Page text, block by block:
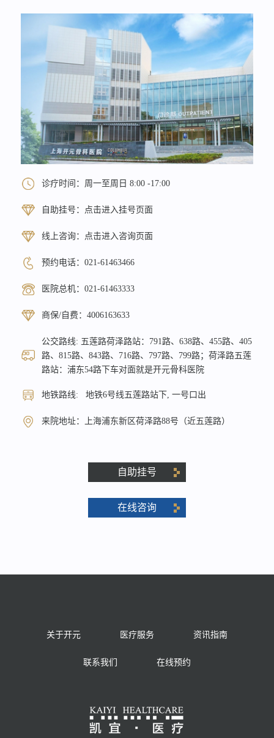
诊疗时间：周一至周日 8:00 -17:00
自助挂号： 点击进入挂号页面
线上咨询： 点击进入咨询页面
预约电话： 021-61463466
医院总机： 021-61463333
商保/自费： 4006163633
公交路线: 五莲路荷泽路站：791路、638路、455路、405
路、815路、843路、716路、797路、799路；荷泽路五莲
路站：浦东54路下车对面就是开元骨科医院
地铁路线: 地铁6号线五莲路站下, 一号口出
来院地址：上海浦东新区荷泽路88号（近五莲路）
自助挂号
在线咨询
关于开元 医疗服务 资讯指南
联系我们 在线预约